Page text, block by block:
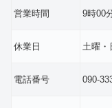
営業時間 9時00
休業日 土曜・
電話番号 090-